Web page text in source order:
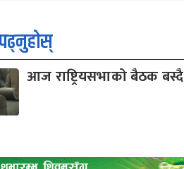
आज राष्ट्रियसभाको बैठक बस्दै